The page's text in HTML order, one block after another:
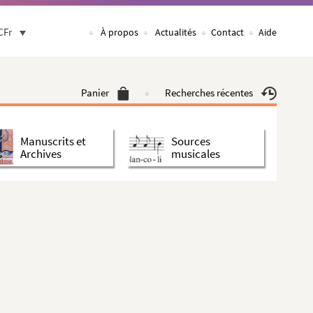
À propos Actualités Contact Aide
Panier Recherches récentes
Manuscrits et
Archives
Sources
musicales